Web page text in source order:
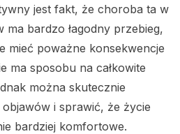
jest fakt, że choroba ta w
bardzo łagodny przebieg,
mieć poważne konsekwencje
ma sposobu na całkowite
można skutecznie
i sprawić, że życie
bardziej komfortowe.